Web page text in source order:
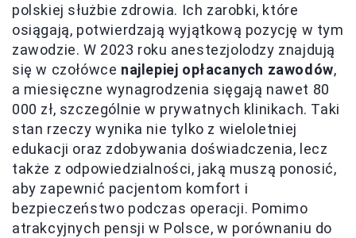
polskiej służbie zdrowia. Ich zarobki, które
osiągają, potwierdzają wyjątkową pozycję w tym
zawodzie. W 2023 roku anestezjolodzy znajdują
się w czołówce najlepiej opłacanych zawodów,
a miesięczne wynagrodzenia sięgają nawet 80
000 zł, szczególnie w prywatnych klinikach. Taki
stan rzeczy wynika nie tylko z wieloletniej
edukacji oraz zdobywania doświadczenia, lecz
także z odpowiedzialności, jaką muszą ponosić,
aby zapewnić pacjentom komfort i
bezpieczeństwo podczas operacji. Pomimo
atrakcyjnych pensji w Polsce, w porównaniu do